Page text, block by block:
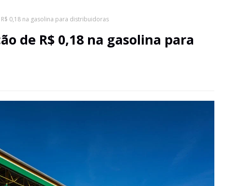
0,18 na gasolina para distribuidoras
de R$ 0,18 na gasolina para